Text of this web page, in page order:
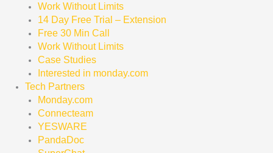
Work Without Limits
14 Day Free Trial – Extension
Free 30 Min Call
Work Without Limits
Case Studies
Interested in monday.com
Tech Partners
Monday.com
Connecteam
YESWARE
PandaDoc